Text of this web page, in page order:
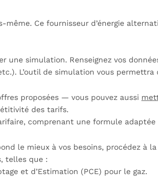
Ce fournisseur d’énergie
simulation. Renseignez vos
L’outil de simulation vous
proposées — vous pouvez aussi
des tarifs.
comprenant une formule
le mieux à vos besoins, procédez
telles que :
et d’Estimation (PCE) pour le gaz.